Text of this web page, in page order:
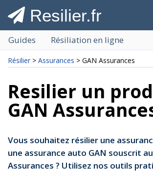
Resilier.fr
Guides Résiliation en ligne
Résilier > Assurances > GAN Assurances
Resilier un
GAN
Vous souhaitez résilier une
une assurance auto GAN souscrit
Assurances ? Utilisez nos outils